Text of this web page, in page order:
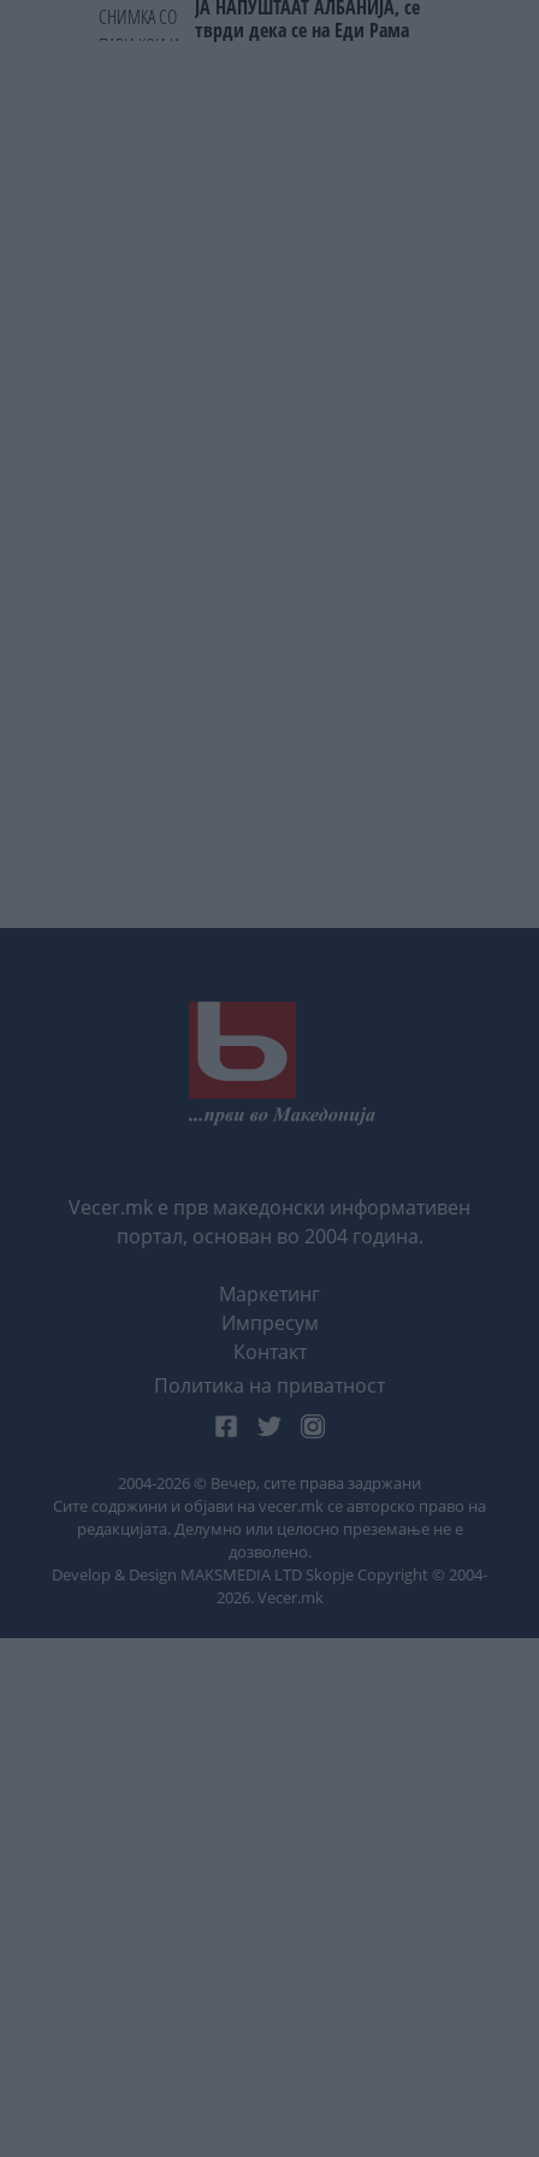
ЈА НАПУШТААТ АЛБАНИЈА, се
тврди дека се на Еди Рама
Vecer.mk е прв македонски информативен
портал, основан во 2004 година.
Маркетинг
Импресум
Контакт
Политика на приватност
2004-2026 © Вечер, сите права задржани
Сите содржини и објави на vecer.mk се авторско право на
редакцијата. Делумно или целосно преземање не е
дозволено.
Develop & Design MAKSMEDIA LTD Skopje Copyright © 2004-
2026. Vecer.mk